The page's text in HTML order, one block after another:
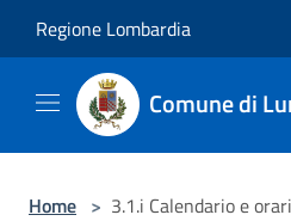
Regione Lombardia
Comune di
Home > 3.1.i Calendario e